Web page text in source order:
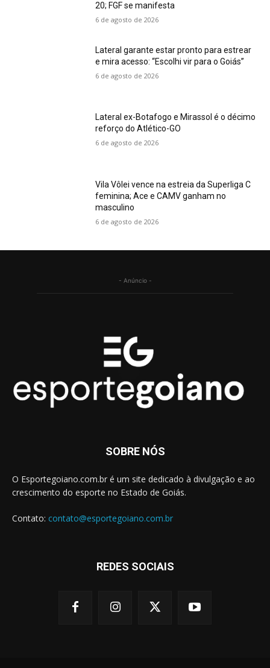
20; FGF se manifesta
6 de agosto de 2026
Lateral garante estar pronto para estrear
e mira acesso: “Escolhi vir para o Goiás”
6 de agosto de 2026
Lateral ex-Botafogo e Mirassol é o décimo
reforço do Atlético-GO
6 de agosto de 2026
Vila Vôlei vence na estreia da Superliga C
feminina; Ace e CAMV ganham no
masculino
6 de agosto de 2026
- Anúncio -
SOBRE NÓS
O Esportegoiano.com.br é um site dedicado à divulgação e ao
crescimento do esporte no Estado de Goiás.
Contato: contato@esportegoiano.com.br
REDES SOCIAIS